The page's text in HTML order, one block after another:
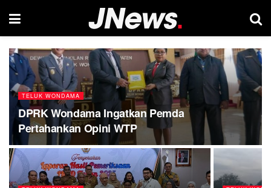
TELUK WONDAMA
DPRK Wondama Ingatkan Pemda
Pertahankan Opini WTP